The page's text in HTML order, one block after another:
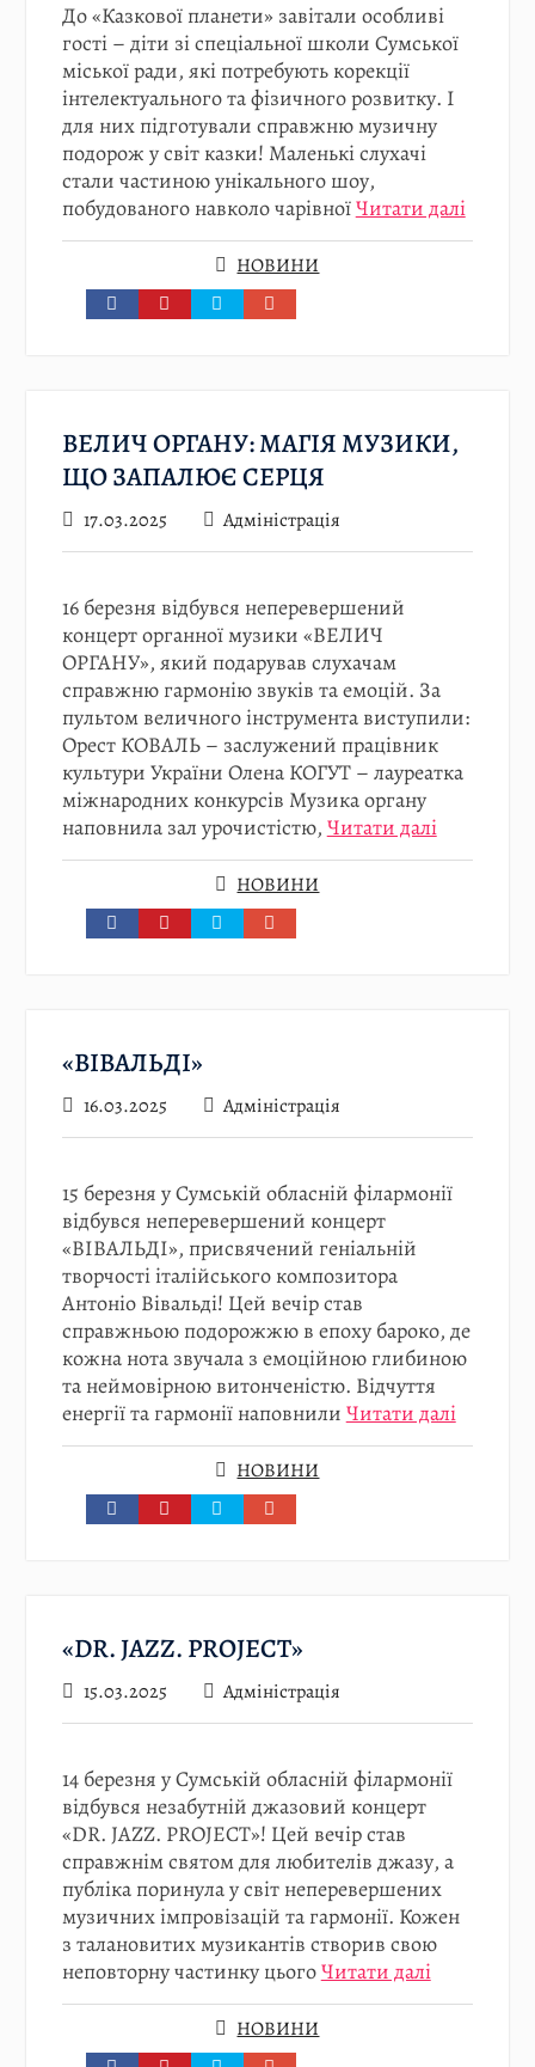
До «Казкової планети» завітали особливі
гості – діти зі спеціальної школи Сумської
міської ради, які потребують корекції
інтелектуального та фізичного розвитку. І
для них підготували справжню музичну
подорож у світ казки! Маленькі слухачі
стали частиною унікального шоу,
побудованого навколо чарівноїЧитати далі
НОВИНИ
ВЕЛИЧ ОРГАНУ: МАГІЯ МУЗИКИ,
ЩО ЗАПАЛЮЄ СЕРЦЯ
17.03.2025 Адміністрація
16 березня відбувся неперевершений
концерт органної музики «ВЕЛИЧ
ОРГАНУ», який подарував слухачам
справжню гармонію звуків та емоцій. За
пультом величного інструмента виступили:
Орест КОВАЛЬ – заслужений працівник
культури України Олена КОГУТ – лауреатка
міжнародних конкурсів Музика органу
наповнила зал урочистістю, Читати далі
НОВИНИ
«ВІВАЛЬДІ»
16.03.2025 Адміністрація
15 березня у Сумській обласній філармонії
відбувся неперевершений концерт
«ВІВАЛЬДІ», присвячений геніальній
творчості італійського композитора
Антоніо Вівальді! Цей вечір став
справжньою подорожжю в епоху бароко, де
кожна нота звучала з емоційною глибиною
та неймовірною витонченістю. Відчуття
енергії та гармонії наповнили Читати далі
НОВИНИ
«DR. JAZZ. PROJECT»
15.03.2025 Адміністрація
14 березня у Сумській обласній філармонії
відбувся незабутній джазовий концерт
«DR. JAZZ. PROJECT»! Цей вечір став
справжнім святом для любителів джазу, а
публіка поринула у світ неперевершених
музичних імпровізацій та гармонії. Кожен
з талановитих музикантів створив свою
неповторну частинку цьогоЧитати далі
НОВИНИ